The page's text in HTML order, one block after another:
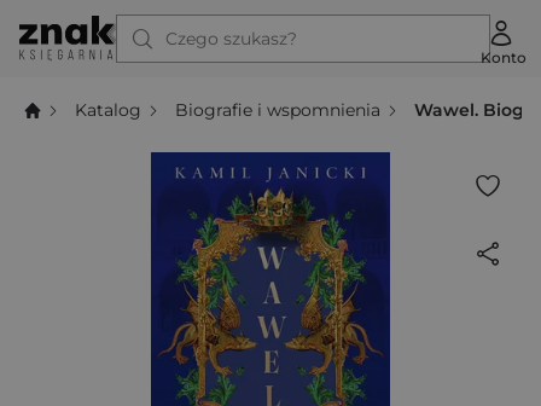
Czego szukasz?
Konto
Katalog Biografie i wspomnienia Wawel.